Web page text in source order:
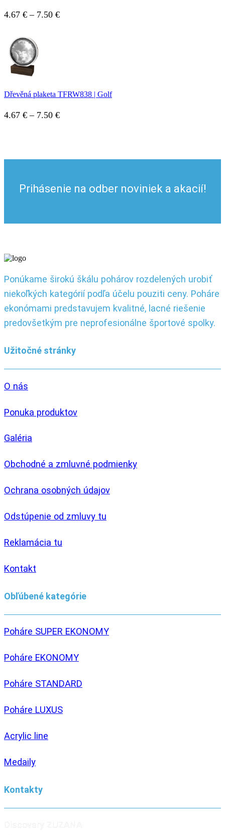
through
15.50 €
4.67 € – 7.50 €Price
Dřevěná plaketa TFRW838 | Golf
4.67 € – 7.50 €Price
through
Prihásenie na odber noviniek a akacií!
Ponúkame širokú škálu pohárov rozdelených urobiť
niekoľkých kategórií podľa účelu pouziti ceny. Poháre
ekonómami predstavujem kvalitné, lacné riešenie
predovšetkým pre neprofesionálne športové spolky.
Užitočné stránky
O nás
Ponuka produktov
Galéria
Obchodné a zmluvné podmienky
Ochrana osobných údajov
Odstúpenie od zmluvy tu
Reklamácia tu
Kontakt
Obľúbené kategórie
Poháre SUPER EKONOMY
Poháre EKONOMY
Poháre STANDARD
Poháre LUXUS
Acrylic line
Medaily
Kontakty